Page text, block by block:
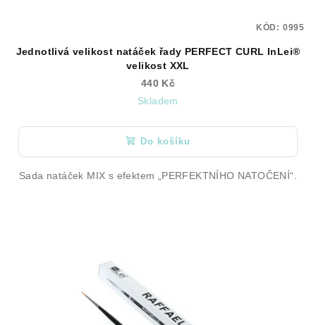
Jednotlivá velikost natáček řady PERFECT CURL InLei®
velikost XXL
440 Kč
Skladem
Do košíku
Sada natáček MIX s efektem „PERFEKTNÍHO NATOČENÍ“.
KÓD: 0995